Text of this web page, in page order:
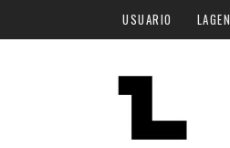
Pasar al contenido principal
USUARIO